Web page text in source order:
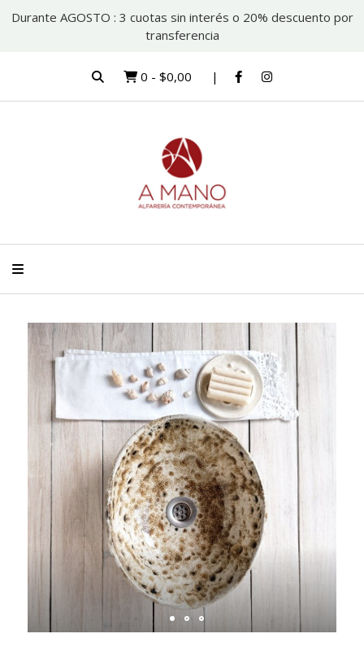
Durante AGOSTO : 3 cuotas sin interés o 20% descuento por
transferencia
0 - $0,00